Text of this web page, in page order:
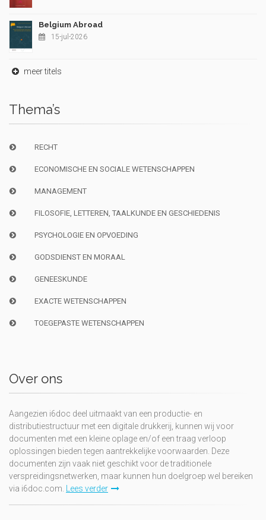
Belgium Abroad
15-jul-2026
meer titels
Thema’s
RECHT
ECONOMISCHE EN SOCIALE WETENSCHAPPEN
MANAGEMENT
FILOSOFIE, LETTEREN, TAALKUNDE EN GESCHIEDENIS
PSYCHOLOGIE EN OPVOEDING
GODSDIENST EN MORAAL
GENEESKUNDE
EXACTE WETENSCHAPPEN
TOEGEPASTE WETENSCHAPPEN
Over ons
Aangezien i6doc deel uitmaakt van een productie- en
distributiestructuur met een digitale drukkerij, kunnen wij voor
documenten met een kleine oplage en/of een traag verloop
oplossingen bieden tegen aantrekkelijke voorwaarden. Deze
documenten zijn vaak niet geschikt voor de traditionele
verspreidingsnetwerken, maar kunnen hun doelgroep wel bereiken
via i6doc.com. Lees verder